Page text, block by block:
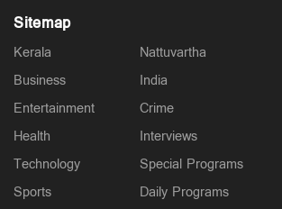
Sitemap
Kerala
Business
Entertainment
Health
Technology
Sports
Nattuvartha
India
Crime
Interviews
Special Programs
Daily Programs